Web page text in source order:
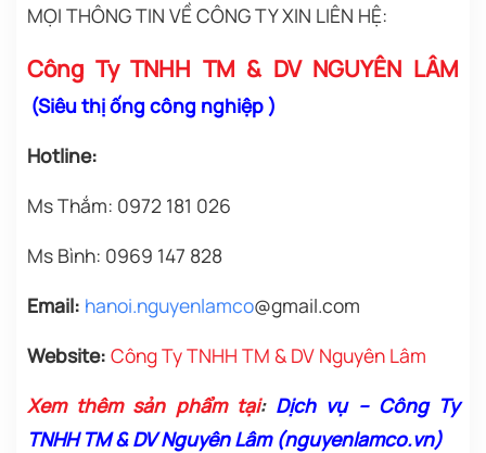
MỌI THÔNG TIN VỀ CÔNG TY XIN LIÊN HỆ:
Công Ty TNHH TM & DV NGUYÊN LÂM
(Siêu thị ống công nghiệp)
Hotline:
Ms Thắm: 0972 181 026
Ms Bình: 0969 147 828
Email: hanoi.nguyenlamco@gmail.com
Website: Công Ty TNHH TM & DV Nguyên Lâm
Xem thêm sản phẩm tại: Dịch vụ – Công Ty
TNHH TM & DV Nguyên Lâm (nguyenlamco.vn)